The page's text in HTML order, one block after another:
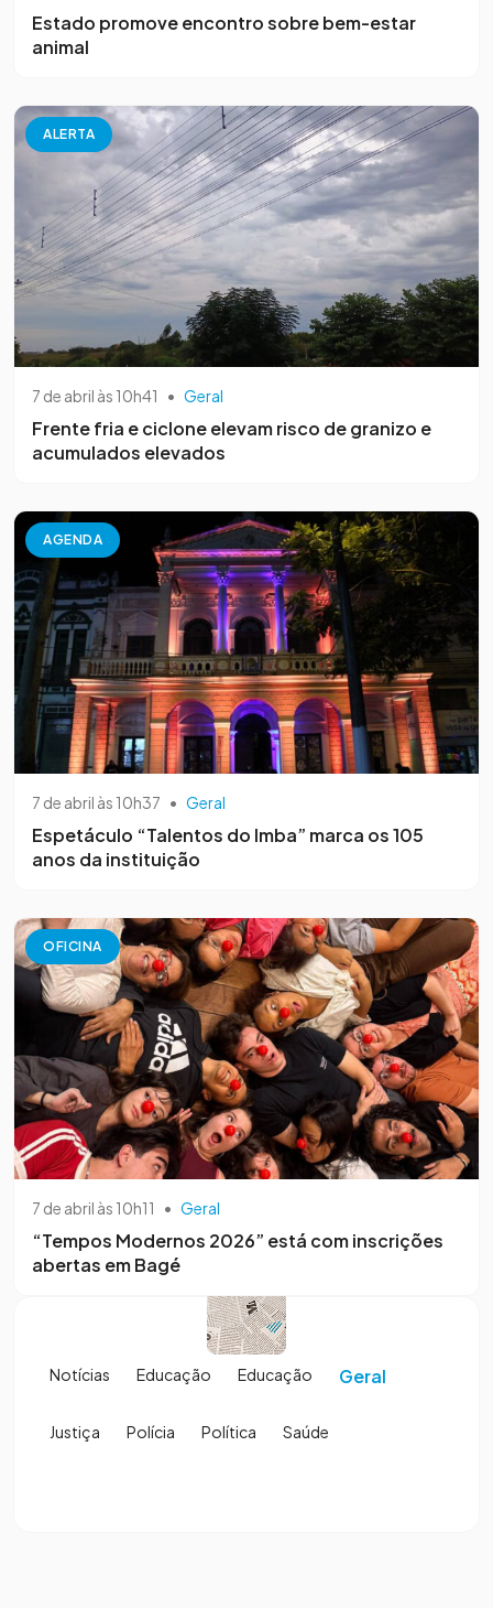
Estado promove encontro sobre bem-estar
animal
ALERTA
7 de abril às 10h41 • Geral
Frente fria e ciclone elevam risco de granizo e
acumulados elevados
AGENDA
7 de abril às 10h37 • Geral
Espetáculo “Talentos do Imba” marca os 105
anos da instituição
OFICINA
7 de abril às 10h11 • Geral
“Tempos Modernos 2026” está com inscrições
abertas em Bagé
Notícias Educação Educação Geral
Justiça Polícia Política Saúde